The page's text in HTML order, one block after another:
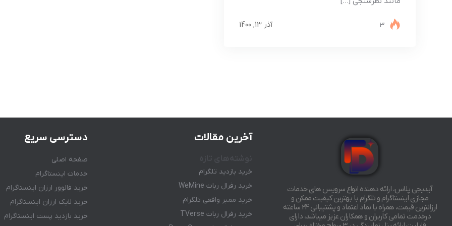
آذر 13, 1400 3
آیدیجی پلاس، ارائه دهنده انواع سرویس های خدمات
مجازی اینستاگرام و تلگرام با بهترین کیفیت ممکن و
ارزانترین قیمت، همراه با نماد اعتماد و پشتیبانی 24 ساعته
درخدمت تمامی کاربران و همکاران عزیز میباشد، دارای
آخرین مقالات
خرید بازدید تلگرام
خرید رفرال ربات WeMine
خرید ممبر واقعی تلگرام
خرید رفرال ربات TVerse
دسترسی سریع
صفحه اصلی
خدمات اینستاگرام
خرید فالوور ارزان اینستاگرام
خرید لایک ارزان اینستاگرام
خرید بازدید پست اینستاگرام